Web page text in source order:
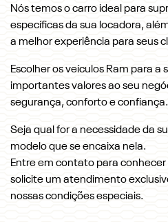
Nós temos o carro ideal para
específicas da sua locadora,
a melhor experiência para seus
Escolher os veículos Ram para a
importantes valores ao seu
segurança, conforto e confiança.
Seja qual for a necessidade da
modelo que se encaixa nela.
Entre em contato para conhecer
solicite um atendimento
nossas condições especiais.